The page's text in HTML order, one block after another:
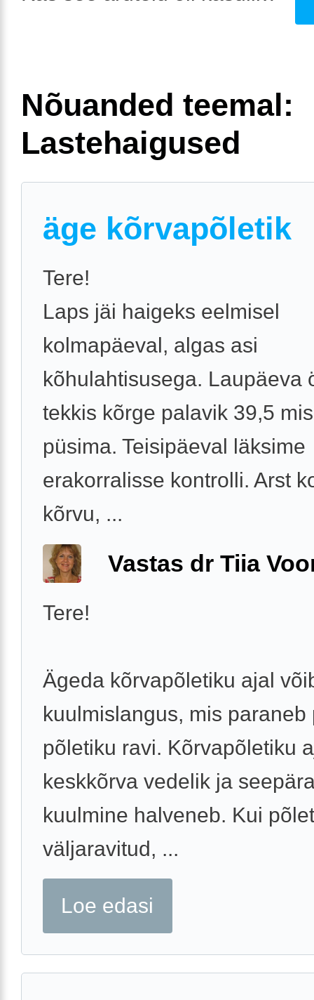
Nõuanded teemal:
Lastehaigused
äge kõrvapõletik
Tere!
Laps jäi haigeks eelmisel
kolmapäeval, algas asi
kõhulahtisusega. Laupäeva
tekkis kõrge palavik 39,5
püsima. Teisipäeval läksime
erakorralisse kontrolli. Arst
kõrvu, ...
Vastas dr Tiia
Tere!
Ägeda kõrvapõletiku ajal
kuulmislangus, mis paraneb
põletiku ravi. Kõrvapõletiku
keskkõrva vedelik ja
kuulmine halveneb. Kui
väljaravitud, ...
Loe edasi